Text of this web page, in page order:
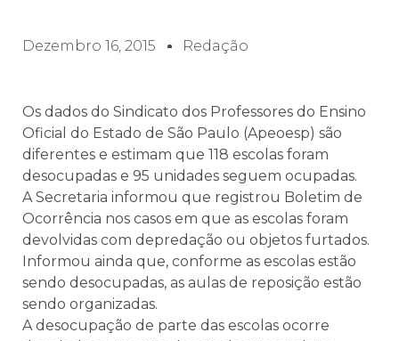
Dezembro 16, 2015 Redação
Os dados do Sindicato dos Professores do Ensino
Oficial do Estado de São Paulo (Apeoesp) são
diferentes e estimam que 118 escolas foram
desocupadas e 95 unidades seguem ocupadas.
A Secretaria informou que registrou Boletim de
Ocorrência nos casos em que as escolas foram
devolvidas com depredação ou objetos furtados.
Informou ainda que, conforme as escolas estão
sendo desocupadas, as aulas de reposição estão
sendo organizadas.
A desocupação de parte das escolas ocorre